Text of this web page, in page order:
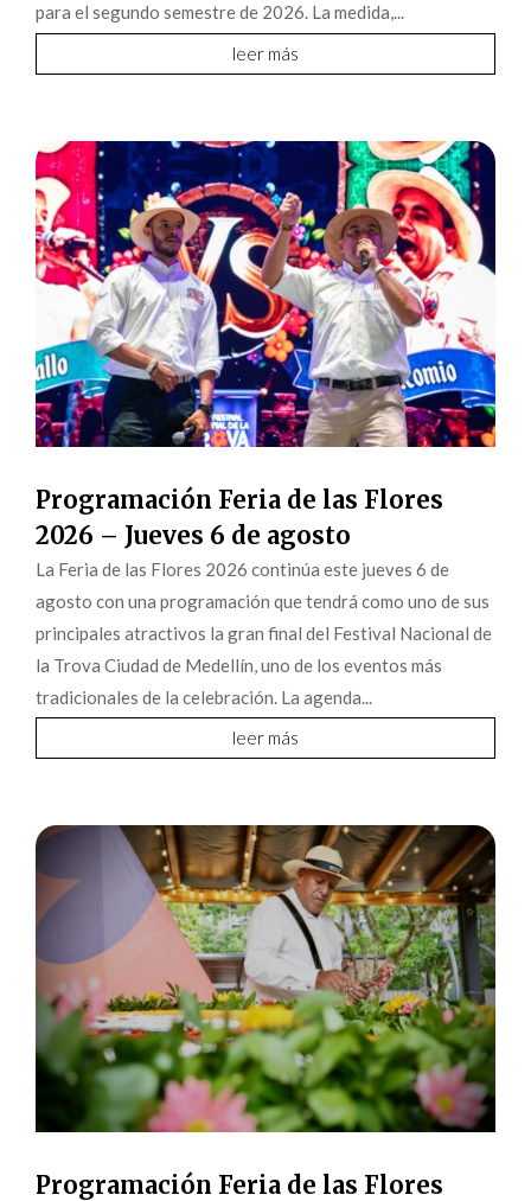
para el segundo semestre de 2026. La medida,...
leer más
Programación Feria de las Flores
2026 – Jueves 6 de agosto
La Feria de las Flores 2026 continúa este jueves 6 de
agosto con una programación que tendrá como uno de sus
principales atractivos la gran final del Festival Nacional de
la Trova Ciudad de Medellín, uno de los eventos más
tradicionales de la celebración. La agenda...
leer más
Programación Feria de las Flores